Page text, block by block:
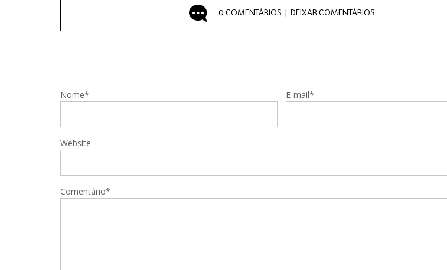
0 COMENTÁRIOS | DEIXAR COMENTÁRIOS
Nome* E-mail*
Website
Comentário*